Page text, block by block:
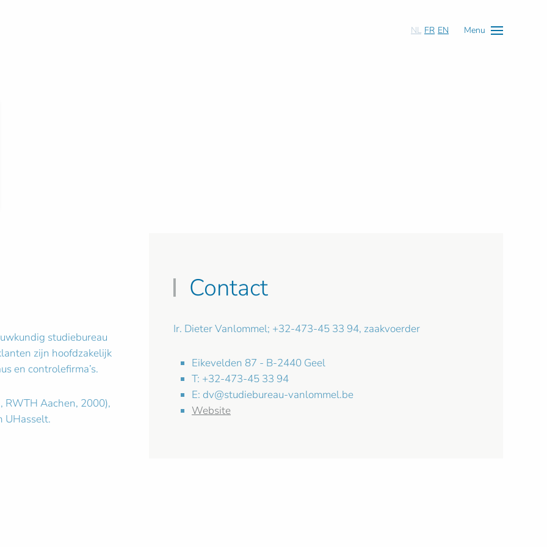
NL FR EN Menu
studiebureau
zijn hoofdzakelijk
en controlefirma’s.
RWTH Aachen, 2000),
UHasselt.
Contact
Ir. Dieter Vanlommel; +32-473-45 33 94, zaakvoerder
Eikevelden 87 - B-2440 Geel
T: +32-473-45 33 94
E: dv@studiebureau-vanlommel.be
Website